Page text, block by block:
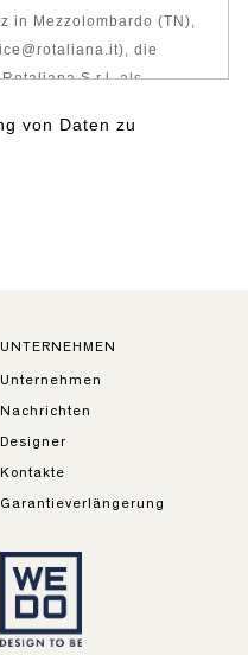
UNTERNEHMEN
Unternehmen
Nachrichten
Designer
Kontakte
Garantieverlängerung